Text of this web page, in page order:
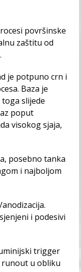
površinske
zaštitu od
je potpuno crn i
Baza je
slijede
poput
visokog sjaja,
posebno tanka
i najboljom
i podesivi
trigger
runout u obliku